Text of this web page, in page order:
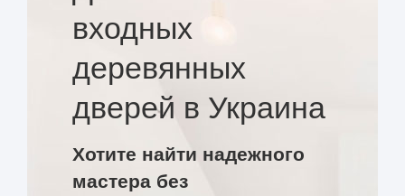
входных
деревянных
дверей в Украина
Хотите найти надежного
мастера без